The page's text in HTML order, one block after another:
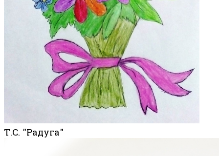
Т.С. "Радуга"